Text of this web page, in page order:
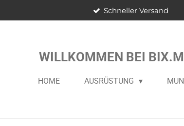
Schneller Versand
WILLKOMMEN BEI BIX.M
HOME AUSRÜSTUNG